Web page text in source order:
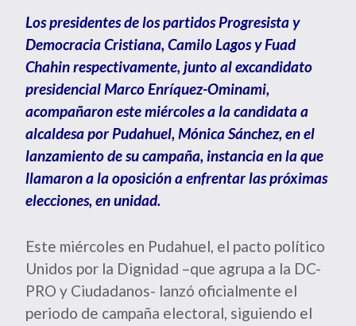
Los presidentes de los partidos Progresista y
Democracia Cristiana, Camilo Lagos y Fuad
Chahin respectivamente, junto al excandidato
presidencial Marco Enríquez-Ominami,
acompañaron este miércoles a la candidata a
alcaldesa por Pudahuel, Mónica Sánchez, en el
lanzamiento de su campaña, instancia en la que
llamaron a la oposición a enfrentar las próximas
elecciones, en unidad.
Este miércoles en Pudahuel, el pacto político
Unidos por la Dignidad –que agrupa a la DC-
PRO y Ciudadanos- lanzó oficialmente el
periodo de campaña electoral, siguiendo el